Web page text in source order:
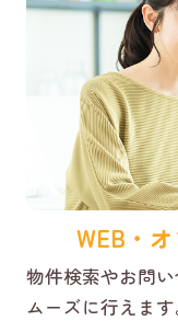
WEB・
物件検索やお問
ムーズに行えま